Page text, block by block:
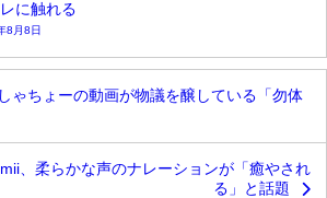
に触れる
8月8日
ゃちょーの動画が物議を醸している「勿体
、柔らかな声のナレーションが「癒やされ
る」と話題